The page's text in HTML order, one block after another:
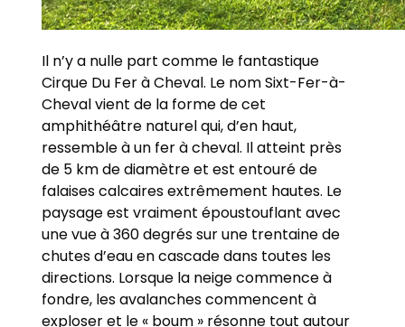
Il n’y a nulle part comme le fantastique
Cirque Du Fer à Cheval. Le nom Sixt-Fer-à-
Cheval vient de la forme de cet
amphithéâtre naturel qui, d’en haut,
ressemble à un fer à cheval. Il atteint près
de 5 km de diamètre et est entouré de
falaises calcaires extrêmement hautes. Le
paysage est vraiment époustouflant avec
une vue à 360 degrés sur une trentaine de
chutes d’eau en cascade dans toutes les
directions. Lorsque la neige commence à
fondre, les avalanches commencent à
exploser et le « boum » résonne tout autour